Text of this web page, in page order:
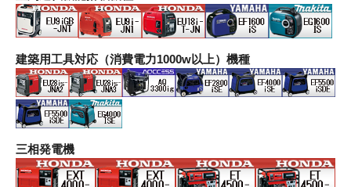
建築用工具対応（消費電力1000w以上）機種
三相発電機